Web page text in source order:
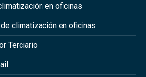
en oficinas
climatización en oficinas
Terciario